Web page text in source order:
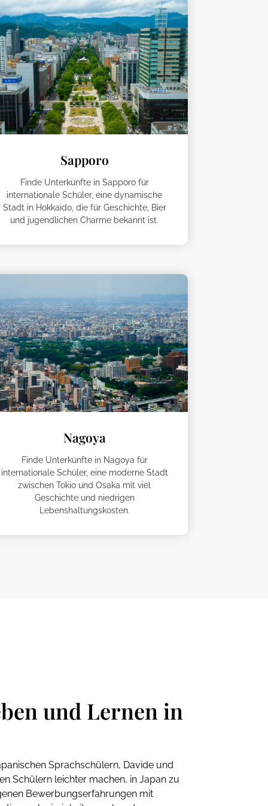
Sapporo
Finde Unterkünfte in Sapporo für
internationale Schüler, eine dynamische
Stadt in Hokkaido, die für Geschichte, Bier
und jugendlichen Charme bekannt ist.
Nagoya
Finde Unterkünfte in Nagoya für
internationale Schüler, eine moderne Stadt
zwischen Tokio und Osaka mit viel
Geschichte und niedrigen
Lebenshaltungskosten.
und Lernen in
Sprachschülern, Davide und
Schülern leichter machen, in Japan zu
Bewerbungserfahrungen mit